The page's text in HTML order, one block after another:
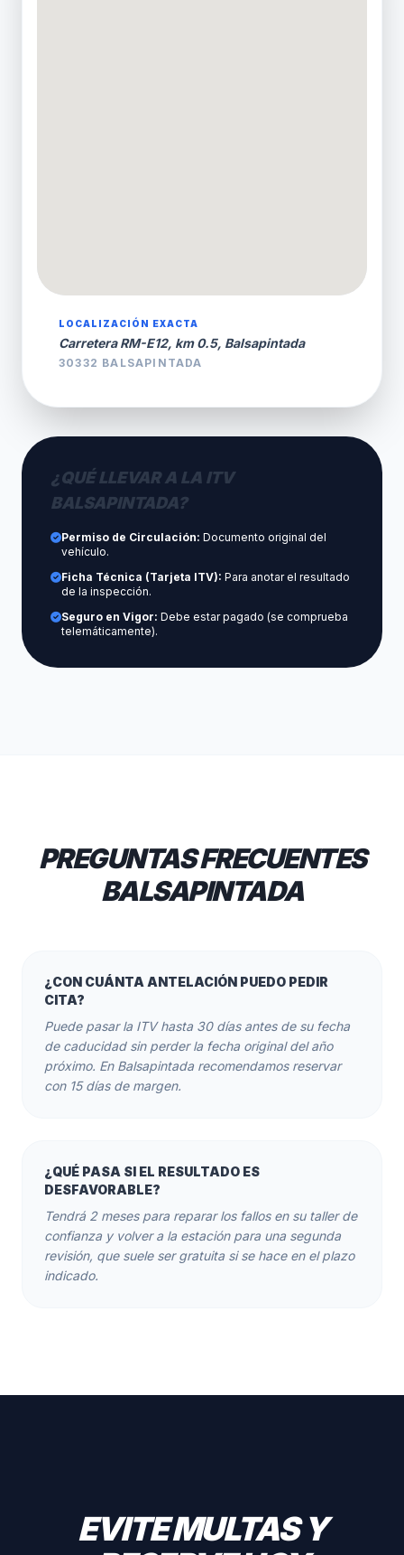
LOCALIZACIÓN EXACTA
Carretera RM-E12, km 0.5, Balsapintada
30332 BALSAPINTADA
¿QUÉ LLEVAR A LA ITV
BALSAPINTADA?
Permiso de Circulación: Documento original del
vehículo.
Ficha Técnica (Tarjeta ITV): Para anotar el resultado
de la inspección.
Seguro en Vigor: Debe estar pagado (se comprueba
telemáticamente).
PREGUNTAS FRECUENTES
BALSAPINTADA
¿CON CUÁNTA ANTELACIÓN PUEDO PEDIR
CITA?
Puede pasar la ITV hasta 30 días antes de su fecha
de caducidad sin perder la fecha original del año
próximo. En Balsapintada recomendamos reservar
con 15 días de margen.
¿QUÉ PASA SI EL RESULTADO ES
DESFAVORABLE?
Tendrá 2 meses para reparar los fallos en su taller de
confianza y volver a la estación para una segunda
revisión, que suele ser gratuita si se hace en el plazo
indicado.
EVITE MULTAS Y